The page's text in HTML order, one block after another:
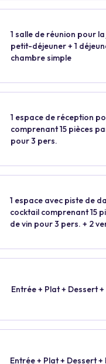
1 salle de réunion pour
petit-déjeuner + 1
chambre simple
1 espace de réception
comprenant 15 pièces
pour 3 pers.
1 espace avec piste de
cocktail comprenant 15
de vin pour 3 pers. + 2
Entrée + Plat + Dessert
Entrée + Plat + Dessert +